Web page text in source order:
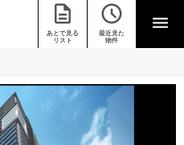
あとで見る
リスト
最近見た
物件